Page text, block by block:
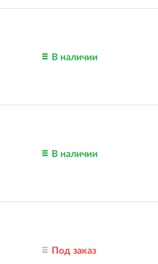
В наличии
В наличии
Под заказ